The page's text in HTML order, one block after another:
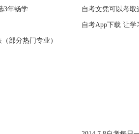
3年畅学 自考文凭可以考取
自考App下载 让学
部分热门专业）